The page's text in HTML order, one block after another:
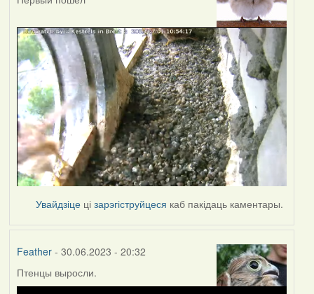
Увайдзіце цізарэгіструйцеся каб пакідаць каментары.
Feather- 30.06.2023 - 20:32
Птенцы выросли.